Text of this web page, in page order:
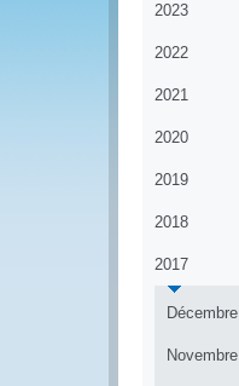
2023
2022
2021
2020
2019
2018
2017
Décembre
Novembre